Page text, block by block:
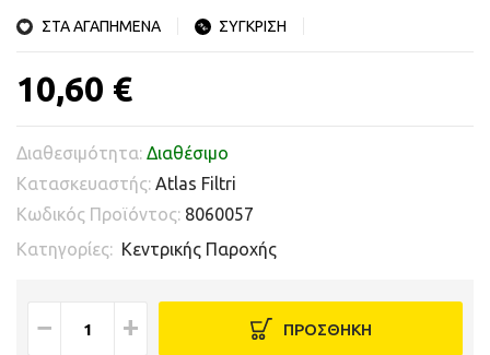
ΣΤΑ ΑΓΑΠΗΜΕΝΑ ΣΥΓΚΡΙΣΗ
10,60 €
Διαθεσιμότητα: Διαθέσιμο
Κατασκευαστής: Atlas Filtri
Κωδικός Προϊόντος: 8060057
Κατηγορίες: Κεντρικής Παροχής
− + ΠΡΟΣΘΗΚΗ